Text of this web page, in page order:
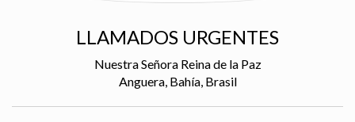
LLAMADOS URGENTES
Nuestra Señora Reina de la Paz
Anguera, Bahía, Brasil